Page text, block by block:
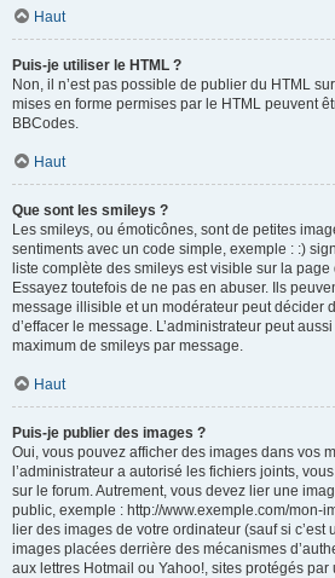
Haut
Puis-je utiliser le HTML ?
Non, il n’est pas possible de publier du HTML
mises en forme permises par le HTML peuvent
BBCodes.
Haut
Que sont les smileys ?
Les smileys, ou émoticônes, sont de petites
sentiments avec un code simple, exemple : :)
liste complète des smileys est visible sur la
Essayez toutefois de ne pas en abuser. Ils
message illisible et un modérateur peut décider
d’effacer le message. L’administrateur peut
maximum de smileys par message.
Haut
Puis-je publier des images ?
Oui, vous pouvez afficher des images dans vos
l’administrateur a autorisé les fichiers joints,
sur le forum. Autrement, vous devez lier une
public, exemple : http://www.exemple.com/mon-
lier des images de votre ordinateur (sauf si
images placées derrière des mécanismes
aux lettres Hotmail ou Yahoo!, sites protégés par